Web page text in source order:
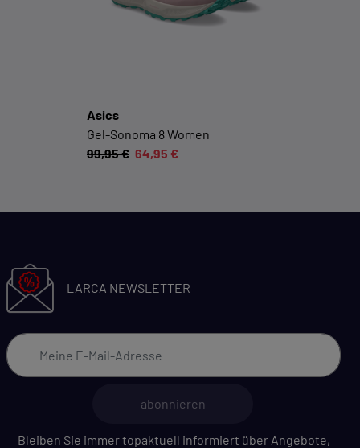
Cookie-Informationen anzeigen
Asics
Gel-Sonoma 8 Women
99,95 € 64,95 €
LARCA NEWSLETTER
abonnieren
Bleiben Sie immer topaktuell informiert über Angebote,